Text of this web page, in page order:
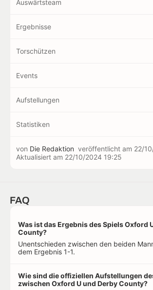
Auswärtsteam
Ergebnisse
Torschützen
Events
Aufstellungen
Statistiken
von Die Redaktion veröffentlicht am 22/
Aktualisiert am 22/10/2024 19:25
FAQ
Was ist das Ergebnis des Spiels Oxford
County?
Unentschieden zwischen den beiden
dem Ergebnis 1-1.
Wie sind die offiziellen Aufstellungen
zwischen Oxford U und Derby County?